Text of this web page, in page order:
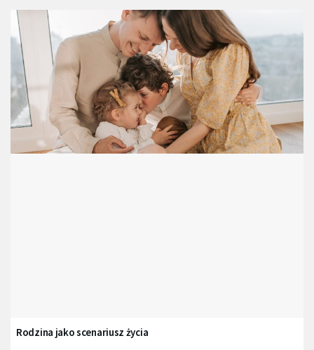
Rodzina jako scenariusz życia